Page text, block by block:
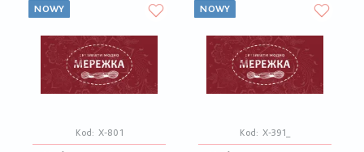
NOWY
Kod: Х-801
NOWY
Kod: Х-391_